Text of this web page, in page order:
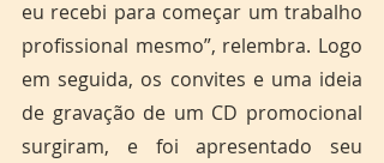
eu recebi para começar um trabalho
profissional mesmo”, relembra. Logo
em seguida, os convites e uma ideia
de gravação de um CD promocional
surgiram, e foi apresentado seu